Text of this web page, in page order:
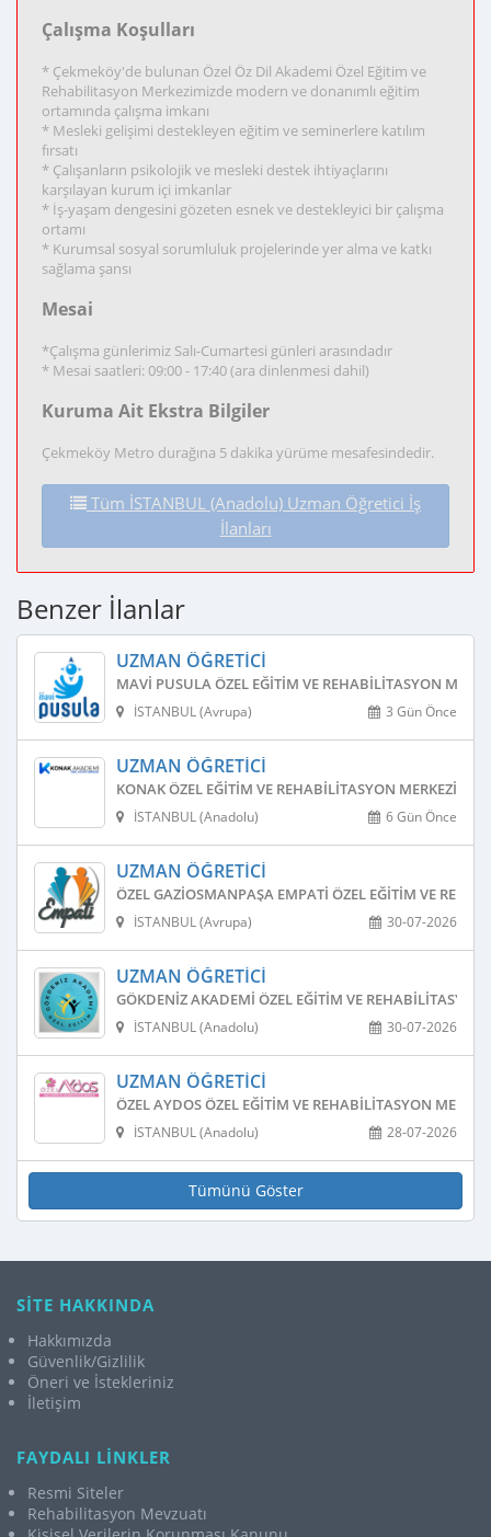
Çalışma Koşulları
* Çekmeköy'de bulunan Özel Öz Dil Akademi Özel Eğitim ve
Rehabilitasyon Merkezimizde modern ve donanımlı eğitim
ortamında çalışma imkanı
* Mesleki gelişimi destekleyen eğitim ve seminerlere katılım
fırsatı
* Çalışanların psikolojik ve mesleki destek ihtiyaçlarını
karşılayan kurum içi imkanlar
* İş-yaşam dengesini gözeten esnek ve destekleyici bir çalışma
ortamı
* Kurumsal sosyal sorumluluk projelerinde yer alma ve katkı
sağlama şansı
Mesai
*Çalışma günlerimiz Salı-Cumartesi günleri arasındadır
* Mesai saatleri: 09:00 - 17:40 (ara dinlenmesi dahil)
Kuruma Ait Ekstra Bilgiler
Çekmeköy Metro durağına 5 dakika yürüme mesafesindedir.
Tüm İSTANBUL (Anadolu) Uzman Öğretici İş
İlanları
Benzer İlanlar
UZMAN ÖĞRETICI
MAVI PUSULA ÖZEL EĞITIM VE REHABILITASYON
3 Gün Önce
İSTANBUL (Avrupa)
UZMAN ÖĞRETICI
KONAK ÖZEL EĞITIM VE REHABILITASYON MERKEZI
6 Gün Önce
İSTANBUL (Anadolu)
UZMAN ÖĞRETICI
ÖZEL GAZIOSMANPAŞA EMPATI ÖZEL EĞITIM VE
30-07-2026
İSTANBUL (Avrupa)
UZMAN ÖĞRETICI
GÖKDENIZ AKADEMI ÖZEL EĞITIM VE REHABILITASYON
30-07-2026
İSTANBUL (Anadolu)
UZMAN ÖĞRETICI
ÖZEL AYDOS ÖZEL EĞITIM VE REHABILITASYON
28-07-2026
İSTANBUL (Anadolu)
Tümünü Göster
SİTE HAKKINDA
Hakkımızda
Güvenlik/Gizlilik
Öneri ve İstekleriniz
İletişim
FAYDALI LİNKLER
Resmi Siteler
Rehabilitasyon Mevzuatı